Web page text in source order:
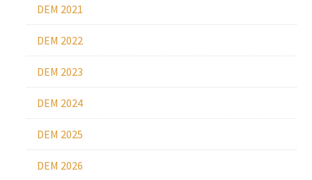
DEM 2021
DEM 2022
DEM 2023
DEM 2024
DEM 2025
DEM 2026